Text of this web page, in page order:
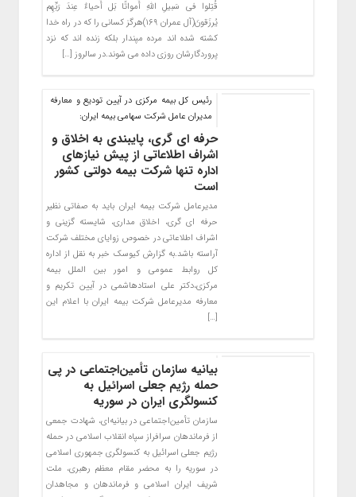
قُتِلوا فی سَبیلِ اللَّهِ أَمواتًا بَل أَحیاءٌ عِندَ رَبِّهِم
یُرزَقونَ(آل عمران ۱۶۹)هرگز کسانى را که در راه خدا
کشته شده‏ اند مرده مپندار بلکه زنده‏ اند که نزد
پروردگارشان روزى داده مى ‏شوند.در سالروز […]
رئیس کل بیمه مرکزی در آیین تودیع و معارفه
مدیران عامل شرکت سهامی بیمه ایران:
حرفه ای گری، پایبندی به اخلاق و
اشراف اطلاعاتی از پیش نیازهای
اداره تنها شرکت بیمه دولتی کشور
است
مدیرعامل شرکت بیمه ایران باید به صفاتی نظیر
حرفه ای گری، اخلاق مداری، شایسته گزینی و
اشراف اطلاعاتی در خصوص زوایای مختلف شرکت
آراسته باشد.به گزارش کیوسک خبر به نقل از اداره
کل روابط عمومی و امور بین الملل بیمه
مرکزی،دکتر علی استادهاشمی در آیین تکریم و
معارفه مدیرعامل شرکت بیمه ایران با اعلام این
[…]
بیانیه سازمان تأمین‌اجتماعی در پی
حمله رژیم جعلی اسرائیل به
کنسولگری ایران در سوریه
سازمان تأمین‌اجتماعی در بیانیه‌ای، شهادت جمعی
از فرماندهان سرافراز سپاه انقلاب اسلامی در حمله
رژیم جعلی اسرائیل به کنسولگری جمهوری اسلامی
در سوریه را به محضر مقام معظم رهبری، ملت
شریف ایران اسلامی و فرماندهان و مجاهدان